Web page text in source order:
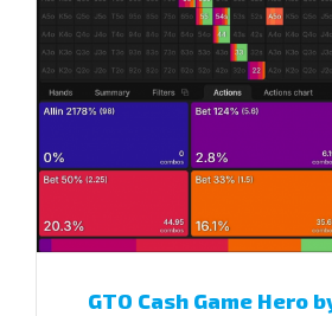
GTO Cash Game Hero